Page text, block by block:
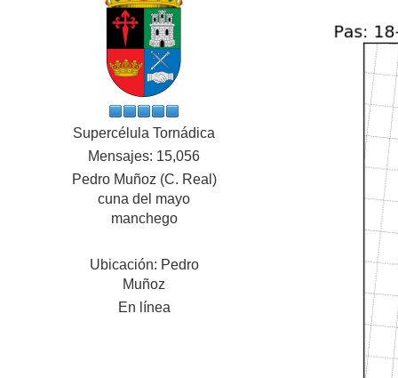
Supercélula Tornádica
Mensajes: 15,056
Pedro Muñoz (C. Real)
cuna del mayo
manchego
Ubicación: Pedro
Muñoz
En línea